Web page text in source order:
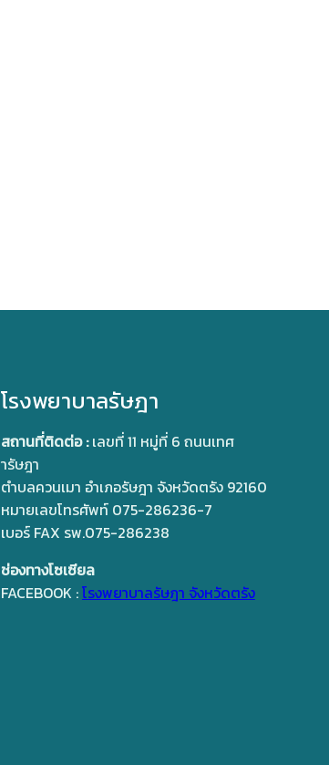
โรงพยาบาลรัษฎา
สถานที่ติดต่อ :เลขที่ 11 หมู่ที่ 6 ถนนเทศ
ารัษฎา
ตำบลควนเมา อำเภอรัษฎา จังหวัดตรัง 92160
หมายเลขโทรศัพท์ 075-286236-7
เบอร์ FAX รพ.075-286238
ช่องทางโซเซียล
FACEBOOK :โรงพยาบาลรัษฎา จังหวัดตรัง